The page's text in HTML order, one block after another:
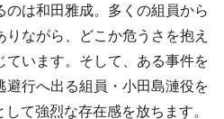
は和田雅成。多くの組員から
ながら、どこか危うさを抱え
ています。そして、ある事件を
避行へ出る組員・小田島漣役を
て強烈な存在感を放ちます。